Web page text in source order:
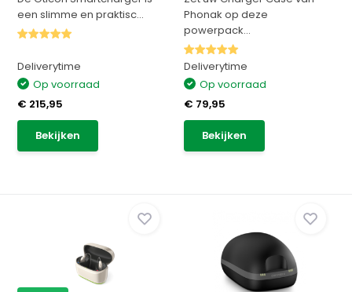
een slimme en praktisc...
Deliverytime
Op voorraad
€ 215,95
Bekijken
Phonak op deze
powerpack...
Deliverytime
Op voorraad
€ 79,95
Bekijken